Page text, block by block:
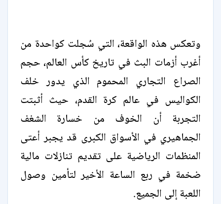
وتعكس هذه الواقعة، التي سُجلت كواحدة من
أغرب أزمات البث في تاريخ كأس العالم، حجم
الصراع التجاري المحموم الذي يدور خلف
الكواليس في عالم كرة القدم، حيث أثبتت
التجربة أن الخوف من خسارة الشغف
الجماهيري في الأسواق الكبرى قد يجبر أعتى
المنظمات الرياضية على تقديم تنازلات مالية
ضخمة في ربع الساعة الأخير لتأمين وصول
اللعبة إلى الجميع.